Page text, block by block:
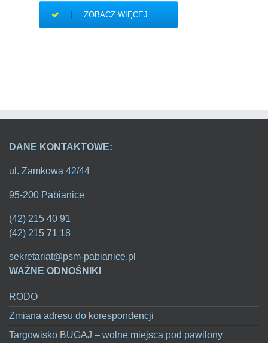
ZOBACZ WIĘCEJ
DANE KONTAKTOWE:
ul. Zamkowa 42/44
95-200 Pabianice
(42) 215 40 91
(42) 215 71 18
sekretariat@psm-pabianice.pl
WAŻNE ODNOŚNIKI
RODO
Zmiana adresu do korespondencji
Targowisko BUGAJ – wolne miejsca pod pawilony